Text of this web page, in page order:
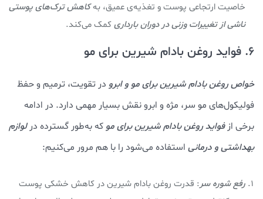
خاصیت ارتجاعی پوست و تغذیه‌ی عمیق، بهکاهش ترک‌های پوستی
ناشی از تغییرات وزنی در دوران بارداریکمک می‌کند.
6. فواید روغن بادام شيرين برای مو
خواص روغن بادام شيرين برای مو و ابرو در تقویت، ترمیم و حفظ
فولیکول‌های مو سر، مژه و ابرو نقش بسیار مهمی دارد. در ادامه
برخی ازفواید روغن بادام شیرین برای مو که به‌طور گسترده درلوازم
بهداشتی و درمانی استفاده می‌شود را با هم مرور می‌کنیم:
رفع شوره سر: قدرت روغن بادام شیرین در کاهش خشکی پوست